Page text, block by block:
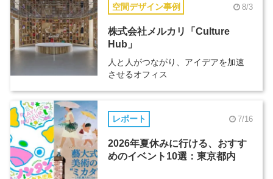
空間デザイン事例 8/3
株式会社メルカリ「Culture
Hub」
人と人がつながり、アイデアを加速
させるオフィス
レポート 7/16
2026年夏休みに行ける、おすす
めのイベント10選：東京都内